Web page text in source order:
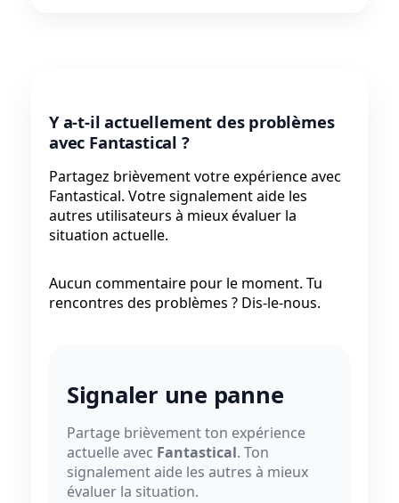
Y a-t-il actuellement des problèmes
avec Fantastical ?
Partagez brièvement votre expérience avec
Fantastical. Votre signalement aide les
autres utilisateurs à mieux évaluer la
situation actuelle.
Aucun commentaire pour le moment. Tu
rencontres des problèmes ? Dis-le-nous.
Signaler une panne
Partage brièvement ton expérience
actuelle avec Fantastical. Ton
signalement aide les autres à mieux
évaluer la situation.